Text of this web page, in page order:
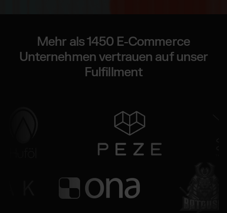
Mehr als 1450 E-Commerce
Unternehmen vertrauen auf unser
Fulfillment